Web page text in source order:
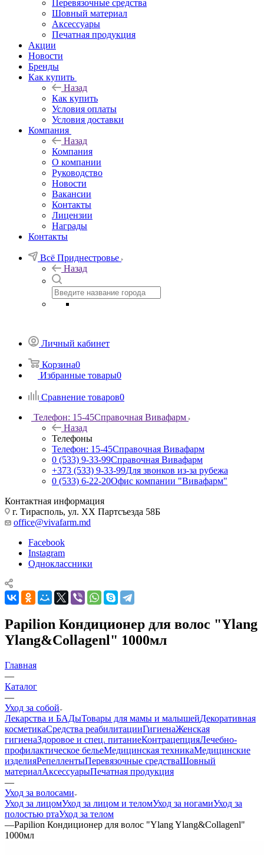
Перевязочные средства
Шовный материал
Аксессуары
Печатная продукция
Акции
Новости
Бренды
Как купить
Назад
Как купить
Условия оплаты
Условия доставки
Компания
Назад
Компания
О компании
Руководство
Новости
Вакансии
Контакты
Лицензии
Награды
Контакты
Всё Приднестровье
Назад
Личный кабинет
Корзина0
Избранные товары0
Сравнение товаров0
Телефон: 15-45Справочная Вивафарм
Назад
Телефоны
Телефон: 15-45Справочная Вивафарм
0 (533) 9-33-99Справочная Вивафарм
+373 (533) 9-33-99Для звонков из-за рубежа
0 (533) 6-22-20Офис компании "Вивафарм"
Контактная информация
г. Тирасполь, ул. ХХ Партсъезда 58Б
office@vivafarm.md
Facebook
Instagram
Одноклассники
Papilion Кондиционер для волос "Ylang
Ylang&Collagenl" 1000мл
Главная
—
Каталог
—
Уход за собой
Лекарства и БАДыТовары для мамы и малышейДекоративная
косметикаСредства реабилитацииГигиенаЖенская
гигиенаЗдоровое и спец. питаниеКонтрацепцияЛечебно-
профилактическое бельеМедицинская техникаМедицинские
изделияРепеллентыПеревязочные средстваШовный
материалАксессуарыПечатная продукция
—
Уход за волосами
Уход за лицомУход за лицом и теломУход за ногамиУход за
полостью ртаУход за телом
—Papilion Кондиционер для волос "Ylang Ylang&Collagenl"
1000мл